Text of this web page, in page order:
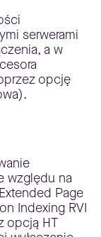
serwerami
a w
opcję
względu na
Page
Indexing RVI
opcją HT